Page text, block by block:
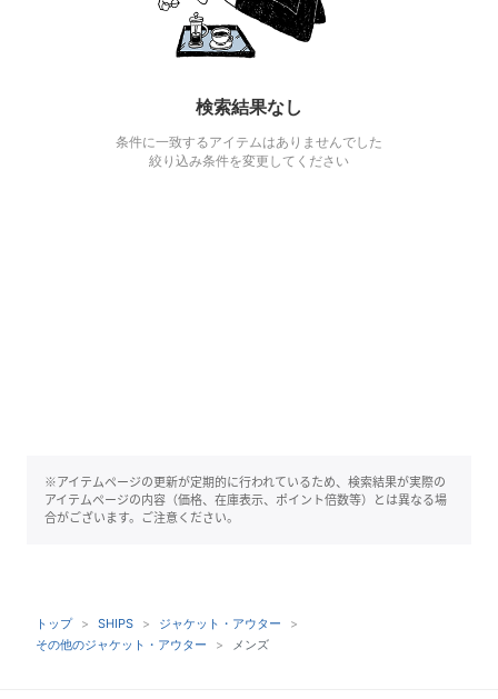
検索結果なし
条件に一致するアイテムはありませんでした
絞り込み条件を変更してください
※アイテムページの更新が定期的に行われているため、検索結果が実際の
アイテムページの内容（価格、在庫表示、ポイント倍数等）とは異なる場
合がございます。ご注意ください。
トップ SHIPS
ジャケット・アウター
その他のジャケット・アウター
メンズ